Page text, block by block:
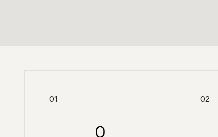
01 02